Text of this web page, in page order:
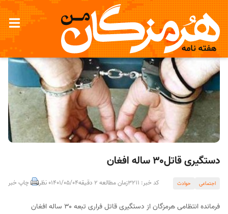
دستگیری قاتل۳۰ ساله افغان
اجتماعی حوادث کد خبر: 3211 زمان مطالعه 2 دقیقه 1401/05/040 نظر چاپ خبر
فرمانده انتظامی هرمزگان از دستگیری قاتل فراری تبعه ۳۰ ساله افغان